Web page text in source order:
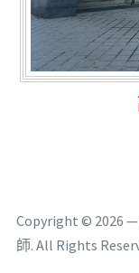
Copyright © 2026
師. All Rights